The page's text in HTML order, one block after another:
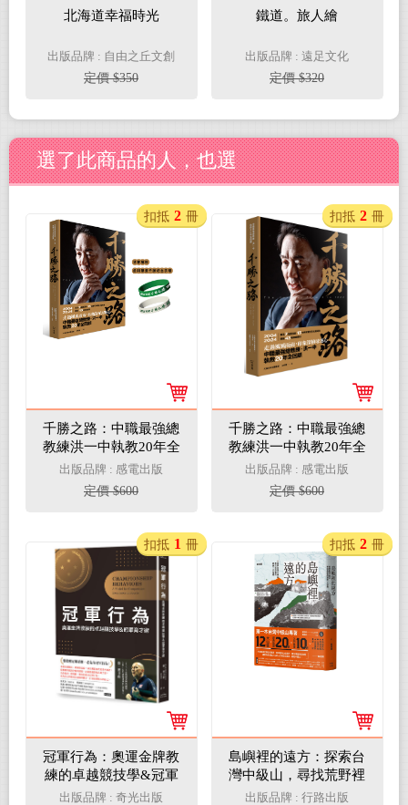
北海道幸福時光
出版品牌 : 自由之丘文創
定價 $350
鐵道。旅人繪
出版品牌 : 遠足文化
定價 $320
選了此商品的人，也選
千勝之路：中職最強總
教練洪一中執教20年全
回顧【隨書附贈：首刷
限量千勝紀念手環】
出版品牌 : 感電出版
定價 $600
扣抵 2 冊
千勝之路：中職最強總
教練洪一中執教20年全
回顧
出版品牌 : 感電出版
定價 $600
扣抵 2 冊
冠軍行為：奧運金牌教
練的卓越競技學&冠軍
育才術
出版品牌 : 奇光出版
扣抵 1 冊
島嶼裡的遠方：探索台
灣中級山，尋找荒野裡
的最後一片祕境
出版品牌 : 行路出版
扣抵 2 冊